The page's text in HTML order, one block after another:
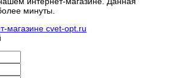
минуты.
магазине cvet-opt.ru